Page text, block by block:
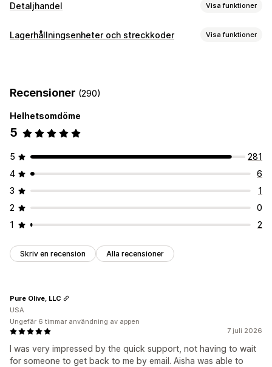
Detaljhandel Visa funktioner
Kassasystem
Lagerhållningsenheter och streckkoder Visa funktioner
QR-koder GTIN UPC
SKU-hantering
Automatisk generering
Etikettutskrift
Automatisk utskrift
Anpassade element
Recensioner (290)
Helhetsomdöme
5
5
281
4
6
3
1
2
0
1
2
Skriv en recension Alla recensioner
7 juli 2026
I was very impressed by the quick support, not having to wait
for someone to get back to me by email. Aisha was able to
Pure Olive, LLC
USA
Ungefär 6 timmar användning av appen